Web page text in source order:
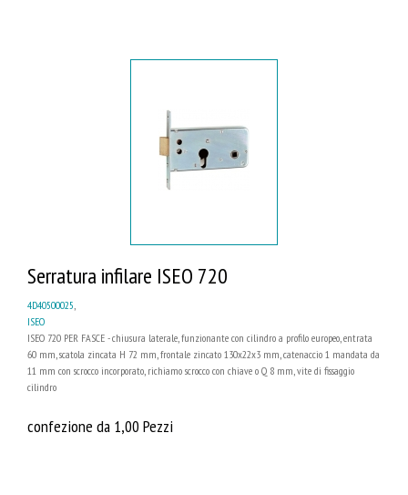
Serratura infilare ISEO 720
4D40500025,
ISEO
ISEO 720 PER FASCE - chiusura laterale, funzionante con cilindro a profilo europeo, entrata
60 mm, scatola zincata H 72 mm, frontale zincato 130x22x3 mm, catenaccio 1 mandata da
11 mm con scrocco incorporato, richiamo scrocco con chiave o Q 8 mm, vite di fissaggio
cilindro
confezione da 1,00 Pezzi